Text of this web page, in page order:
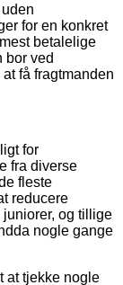
for en konkret
betalelige
bor ved
få fragtmanden
for
fra diverse
fleste
reducere
og tillige
nogle gange
at tjekke nogle